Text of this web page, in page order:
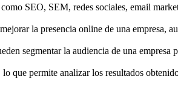
SEO, SEM, redes sociales, email
la presencia online de una empresa,
segmentar la audiencia de una empresa
que permite analizar los resultados